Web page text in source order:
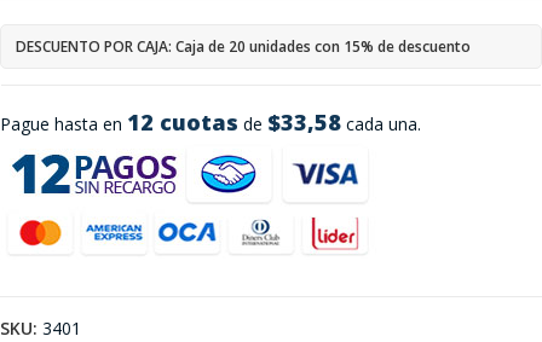
Pague hasta en 12 cuotas de $33,58 cada una.
DESCUENTO POR CAJA: Caja de 20 unidades con 15% de descuento
SKU: 3401